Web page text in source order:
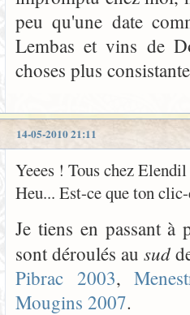
peu qu'une date
Lembas et vins de
choses plus
14-05-2010 21:11
Yeees ! Tous chez
Heu... Est-ce que ton
Je tiens en passant
sont déroulés au sud
Pibrac 2003,
Mougins 2007.